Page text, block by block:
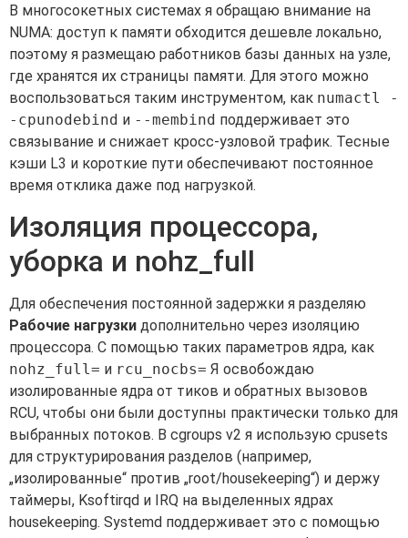
В многосокетных системах я обращаю внимание на
NUMA: доступ к памяти обходится дешевле локально,
поэтому я размещаю работников базы данных на узле,
где хранятся их страницы памяти. Для этого можно
воспользоваться таким инструментом, как numactl -
-cpunodebind и --membind поддерживает это
связывание и снижает кросс-узловой трафик. Тесные
кэши L3 и короткие пути обеспечивают постоянное
время отклика даже под нагрузкой.
Изоляция процессора,
уборка и nohz_full
Для обеспечения постоянной задержки я разделяю
Рабочие нагрузки дополнительно через изоляцию
процессора. С помощью таких параметров ядра, как
nohz_full= и rcu_nocbs= Я освобождаю
изолированные ядра от тиков и обратных вызовов
RCU, чтобы они были доступны практически только для
выбранных потоков. В cgroups v2 я использую cpusets
для структурирования разделов (например,
„изолированные“ против „root/housekeeping“) и держу
таймеры, Ksoftirqd и IRQ на выделенных ядрах
housekeeping. Systemd поддерживает это с помощью